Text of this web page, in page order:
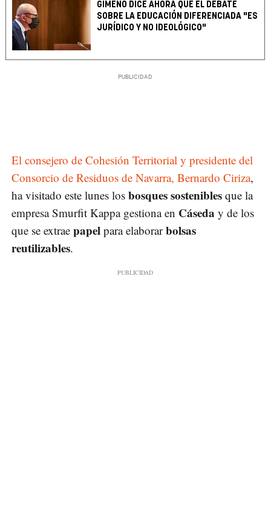
GIMENO DICE AHORA QUE EL DEBATE
SOBRE LA EDUCACIÓN DIFERENCIADA "ES
JURÍDICO Y NO IDEOLÓGICO"
El consejero de Cohesión Territorial y presidente del
Consorcio de Residuos de Navarra, Bernardo Ciriza,
ha visitado este lunes los bosques sostenibles que la
empresa Smurfit Kappa gestiona en Cáseda y de los
que se extrae papel para elaborarbolsas
reutilizables.